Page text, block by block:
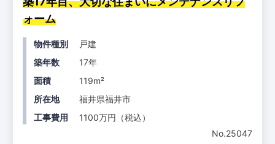
ォーム
物件種別
戸建
築年数
17年
面積
119m²
所在地
福井県福井市
工事費用
1100万円（税込）
No.25047